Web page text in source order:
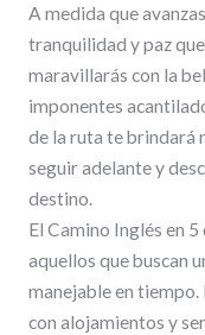
A medida que
tranquilidad y paz
maravillarás con la
imponentes
de la ruta te brindará
seguir adelante y
destino.
El Camino Inglés en
aquellos que buscan
manejable en tiempo.
con alojamientos y